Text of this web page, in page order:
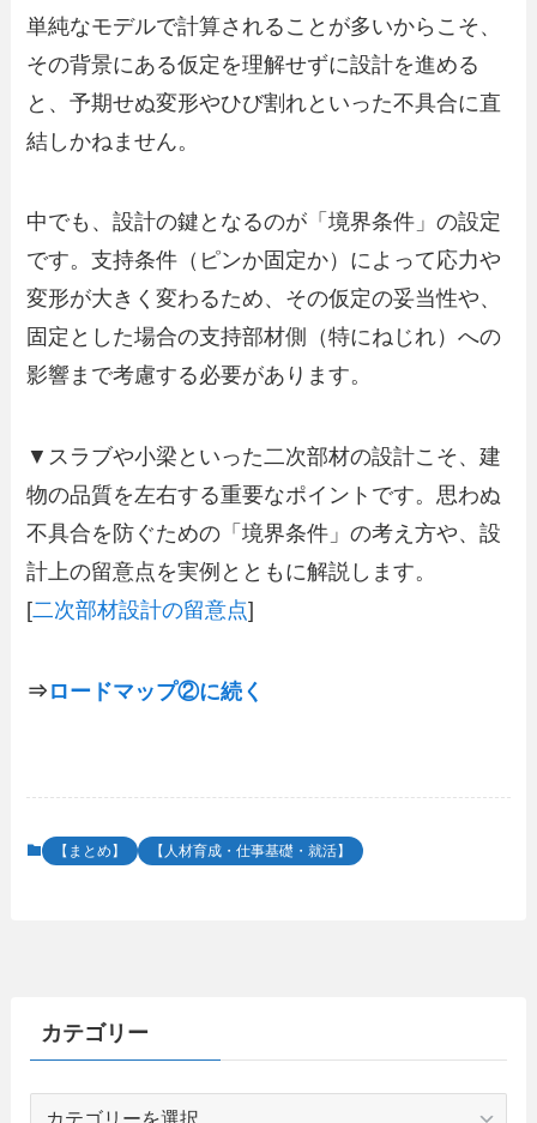
単純なモデルで計算されることが多いからこそ、
その背景にある仮定を理解せずに設計を進める
と、予期せぬ変形やひび割れといった不具合に直
結しかねません。
中でも、設計の鍵となるのが「境界条件」の設定
です。支持条件（ピンか固定か）によって応力や
変形が大きく変わるため、その仮定の妥当性や、
固定とした場合の支持部材側（特にねじれ）への
影響まで考慮する必要があります。
▼スラブや小梁といった二次部材の設計こそ、建
物の品質を左右する重要なポイントです。思わぬ
不具合を防ぐための「境界条件」の考え方や、設
計上の留意点を実例とともに解説します。
[二次部材設計の留意点]
⇒ ロードマップ②に続く
【まとめ】 【人材育成・仕事基礎・就活】
カテゴリー